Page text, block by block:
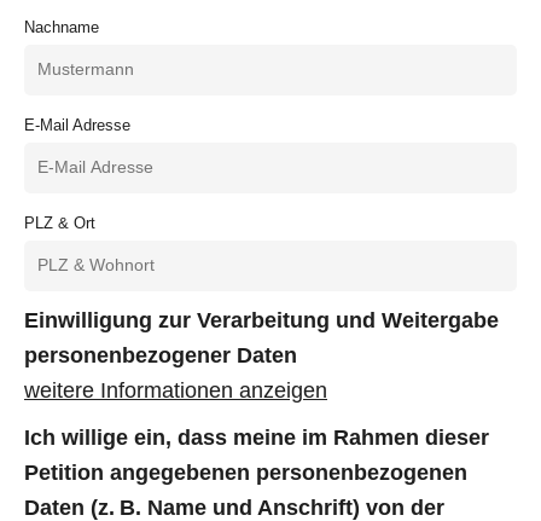
Nachname
E-Mail Adresse
PLZ & Ort
Einwilligung zur Verarbeitung und Weitergabe
personenbezogener Daten
weitere Informationen anzeigen
Ich willige ein, dass meine im Rahmen dieser
Petition angegebenen personenbezogenen
Daten (z. B. Name und Anschrift) von der